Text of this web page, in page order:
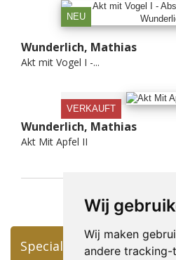
Wij
Wij maken
andere
NEU
Wunderlich, Mathias
Akt mit Vogel I -...
VERKAUFT
Wunderlich, Mathias
Akt Mit Apfel II
Specials